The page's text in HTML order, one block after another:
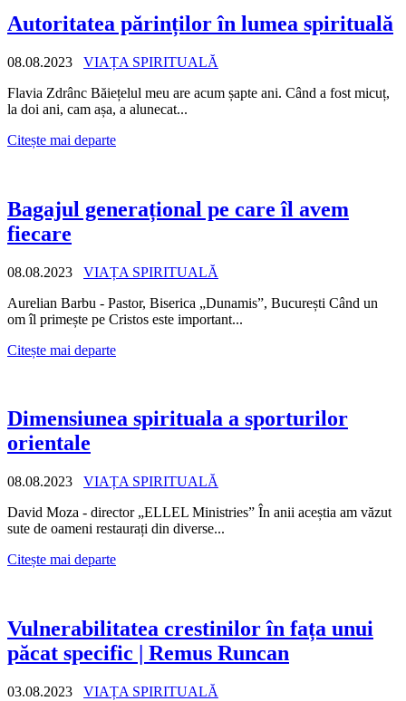
Autoritatea părinților în lumea spirituală
08.08.2023
VIAȚA SPIRITUALĂ
Flavia Zdrânc Băiețelul meu are acum șapte ani. Când a fost micuț,
la doi ani, cam așa, a alunecat...
Citește mai departe
Bagajul generațional pe care îl avem
fiecare
08.08.2023
VIAȚA SPIRITUALĂ
Aurelian Barbu - Pastor, Biserica „Dunamis”, București Când un
om îl primește pe Cristos este important...
Citește mai departe
Dimensiunea spirituala a sporturilor
orientale
08.08.2023
VIAȚA SPIRITUALĂ
David Moza - director „ELLEL Ministries” În anii aceștia am văzut
sute de oameni restaurați din diverse...
Citește mai departe
Vulnerabilitatea crestinilor în fața unui
păcat specific | Remus Runcan
03.08.2023
VIAȚA SPIRITUALĂ